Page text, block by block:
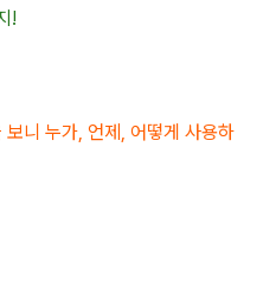
!
니 누가, 언제, 어떻게 사용하